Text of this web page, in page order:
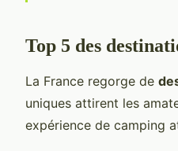
Top 5 des
La France regorge de
uniques attirent les
expérience de camping